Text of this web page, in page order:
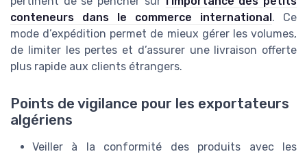
conteneurs dans le commerce international . Ce
mode d’expédition permet de mieux gérer les volumes,
de limiter les pertes et d’assurer une livraison offerte
plus rapide aux clients étrangers.
Points de vigilance pour les exportateurs
algériens
Veiller à la conformité des produits avec les